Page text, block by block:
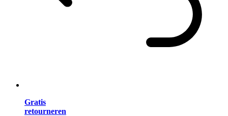
Gratis
retourneren